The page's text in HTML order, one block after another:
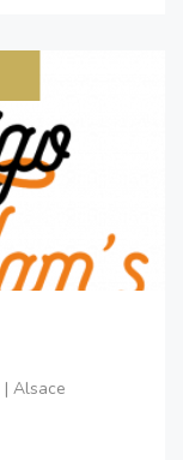
| Alsace